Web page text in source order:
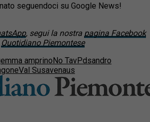
seguendoci su Google News!
, segui la nostra pagina Facebook
Quotidiano Piemontese
amprinoNo TavPdsandro
Val Susavenaus